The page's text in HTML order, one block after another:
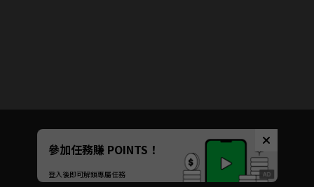
Unmute
如有不便請見諒
參加任務賺 POINTS！
登入後即可解鎖專屬任務